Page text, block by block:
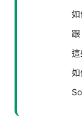
如
這
如